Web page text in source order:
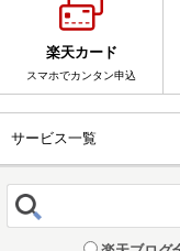
楽天カード
スマホでカンタン申込
サービス一覧